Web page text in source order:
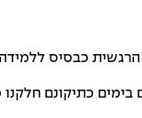
הרגשית כבסיס
בימים כתיקונם